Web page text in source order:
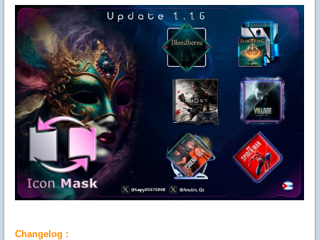
Changelog :